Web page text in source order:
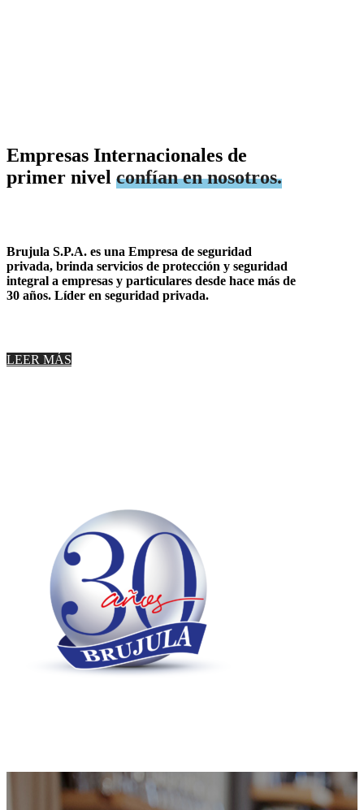
Empresas Internacionales de
primer nivel confían en nosotros.
Brujula S.P.A. es una Empresa de seguridad
privada, brinda servicios de protección y seguridad
integral a empresas y particulares desde hace más de
30 años. Líder en seguridad privada.
LEER MÁS